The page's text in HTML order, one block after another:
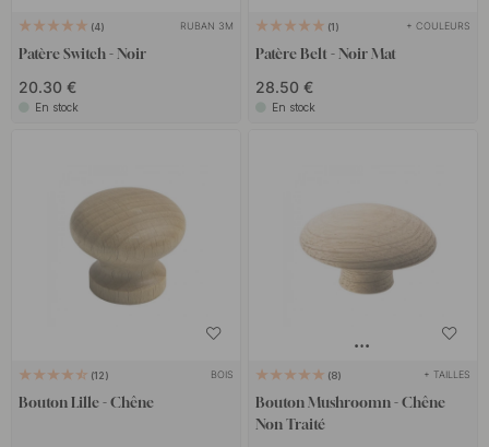
4 RUBAN 3M
Patère Switch - Noir
20.30 €
En stock
1 + COULEURS
Patère Belt - Noir Mat
28.50 €
En stock
12 BOIS
Bouton Lille - Chêne
8 + TAILLES
Bouton Mushroomn - Chêne
Non Traité